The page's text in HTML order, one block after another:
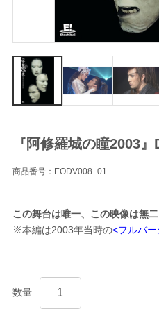
『阿修羅城の瞳2003』
商品番号：EODV008_01
この舞台は唯一、この映像は無二
※本編は2003年当時の<フルバ
数量